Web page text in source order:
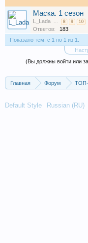
Маска. 1 сезон
L_Lada ... 8 9 10
Ответов: 183
Показано тем: с 1 по 1 из 1.
(Вы должны войти или
Главная Форум ТОП-
Default Style Russian (RU)